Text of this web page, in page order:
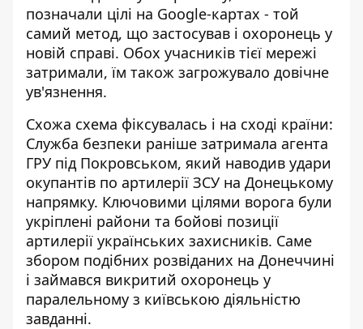
позначали цілі на Google-картах - той
самий метод, що застосував і охоронець у
новій справі. Обох учасників тієї мережі
затримали, їм також загрожувало довічне
ув'язнення.
Схожа схема фіксувалась і на сході країни:
Служба безпеки раніше затримала агента
ГРУ під Покровськом, який наводив удари
окупантів по артилерії ЗСУ на Донецькому
напрямку. Ключовими цілями ворога були
укріплені райони та бойові позиції
артилерії українських захисників. Саме
збором подібних розвіданих на Донеччині
і займався викритий охоронець у
паралельному з київською діяльністю
завданні.